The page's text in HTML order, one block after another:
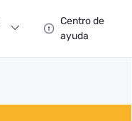
Centro de
ayuda